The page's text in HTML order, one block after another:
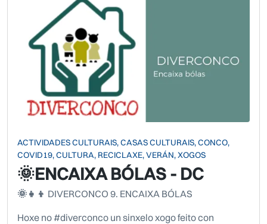
ACTIVIDADES CULTURAIS, CASAS CULTURAIS, CONCO,
COVID19, CULTURA, RECICLAXE, VERÁN, XOGOS
🌞ENCAIXA BÓLAS - DC
🌞👧👦 DIVERCONCO 9. ENCAIXA BÓLAS
Hoxe no #diverconco un sinxelo xogo feito con